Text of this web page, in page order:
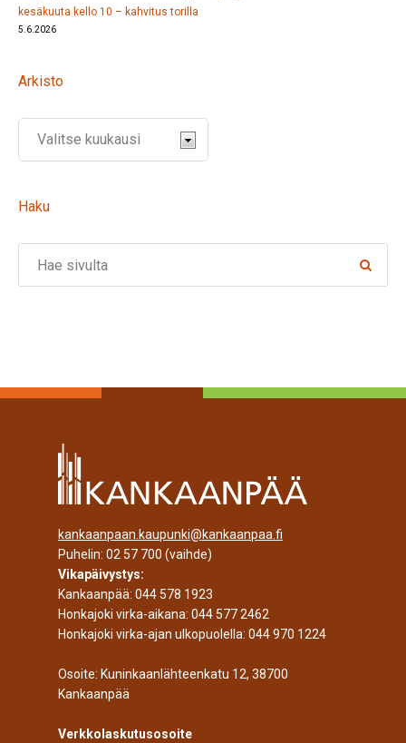
kesäkuuta kello 10 – kahvitus torilla
5.6.2026
Arkisto
Haku
kankaanpaan.kaupunki@kankaanpaa.fi
Puhelin: 02 57 700 (vaihde)
Vikapäivystys:
Kankaanpää: 044 578 1923
Honkajoki virka-aikana: 044 577 2462
Honkajoki virka-ajan ulkopuolella: 044 970 1224
Osoite: Kuninkaanlähteenkatu 12, 38700
Kankaanpää
Verkkolaskutusosoite